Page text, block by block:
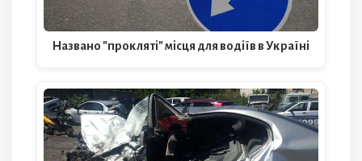
Названо "прокляті" місця для водіїв в Україні